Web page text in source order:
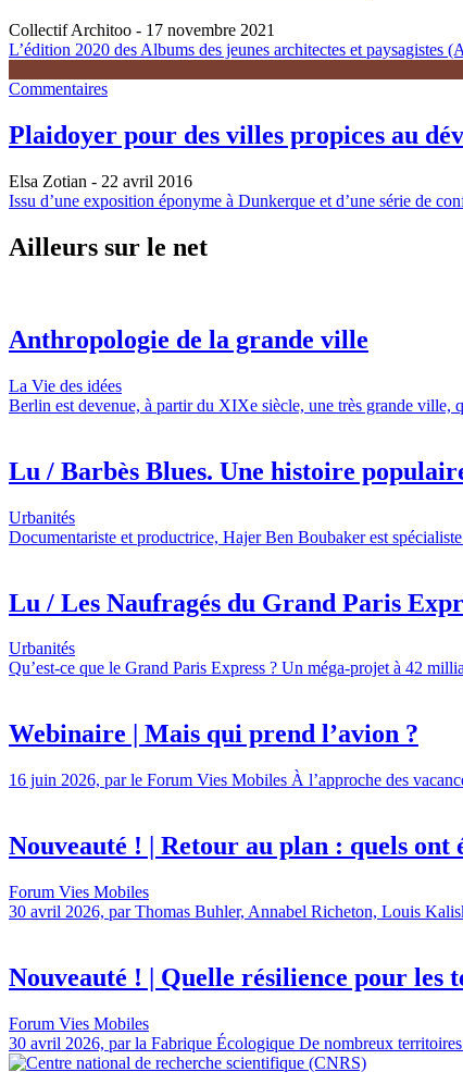
Collectif Architoo - 17 novembre 2021
L’édition 2020 des Albums des jeunes architectes et paysagistes
Commentaires
Plaidoyer pour des villes propices au
Elsa Zotian - 22 avril 2016
Issu d’une exposition éponyme à Dunkerque et d’une série de
Ailleurs sur le net
Anthropologie de la grande ville
La Vie des idées
Berlin est devenue, à partir du XIXe siècle, une très grande ville,
Lu / Barbès Blues. Une histoire
Urbanités
Documentariste et productrice, Hajer Ben Boubaker est
Lu / Les Naufragés du Grand Paris
Urbanités
Qu’est-ce que le Grand Paris Express ? Un méga-projet à 42
Webinaire | Mais qui prend l’avion ?
16 juin 2026, par le Forum Vies Mobiles À l’approche des
Nouveauté ! | Retour au plan : quels ont
Forum Vies Mobiles
30 avril 2026, par Thomas Buhler, Annabel Richeton, Louis
Nouveauté ! | Quelle résilience pour les
Forum Vies Mobiles
30 avril 2026, par la Fabrique Écologique De nombreux